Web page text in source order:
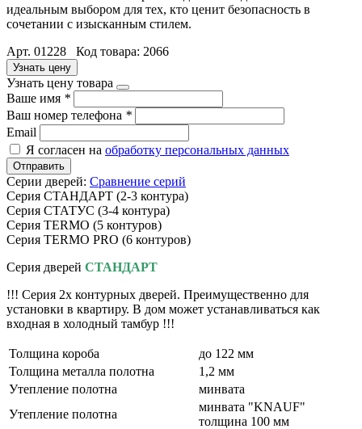
идеальным выбором для тех, кто ценит безопасность в
сочетании с изысканным стилем.
Арт. 01228 Код товара: 2066
Узнать цену
Узнать цену товара
Ваше имя *
Ваш номер телефона *
Email
Я согласен на обработку персональных данных
Отправить
Серии дверей: Сравнение серий
Серия СТАНДАРТ (2-3 контура)
Серия СТАТУС (3-4 контура)
Серия TERMO (5 контуров)
Серия TERMO PRO (6 контуров)
Серия дверей СТАНДАРТ
!!! Серия 2х контурных дверей. Преимущественно для
установки в квартиру. В дом может устанавливаться как
входная в холодный тамбур !!!
Толщина короба
до 122 мм
Толщина металла полотна
1,2 мм
Утепление полотна
минвата
Утепление полотна
минвата "KNAUF"
толщина 100 мм